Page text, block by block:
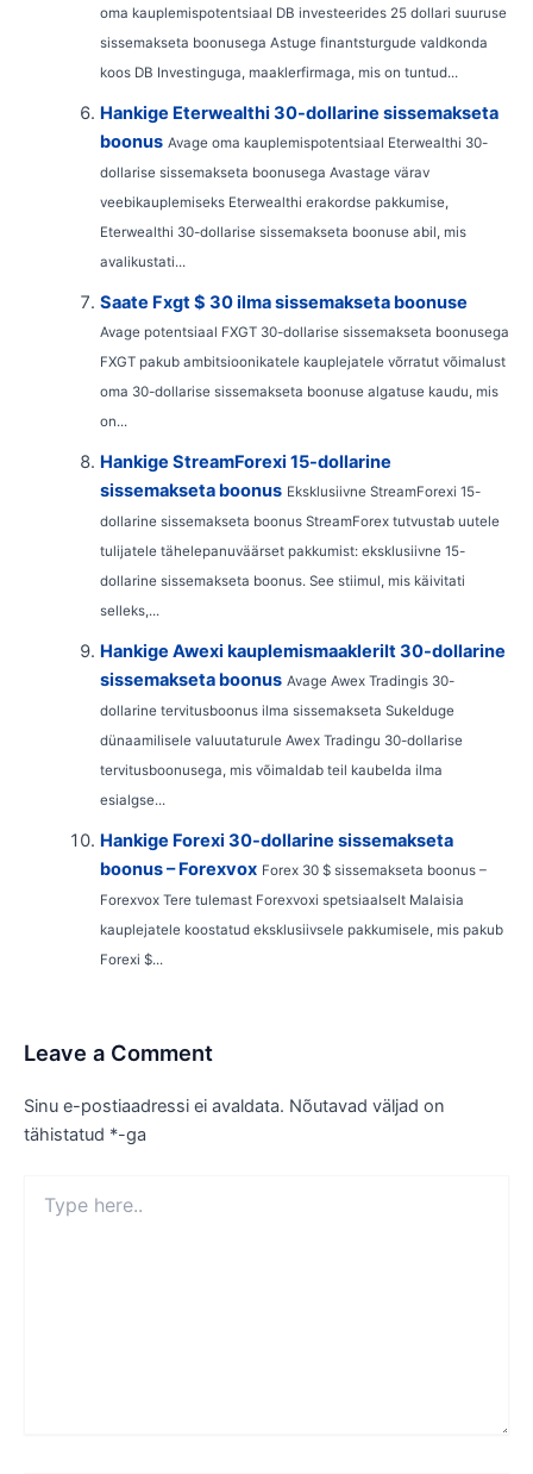
oma kauplemispotentsiaal DB investeerides 25 dollari suuruse
sissemakseta boonusega Astuge finantsturgude valdkonda
koos DB Investinguga, maaklerfirmaga, mis on tuntud...
Hankige Eterwealthi 30-dollarine sissemakseta
boonus Avage oma kauplemispotentsiaal Eterwealthi 30-
dollarise sissemakseta boonusega Avastage värav
veebikauplemiseks Eterwealthi erakordse pakkumise,
Eterwealthi 30-dollarise sissemakseta boonuse abil, mis
avalikustati...
Saate Fxgt $ 30 ilma sissemakseta boonuse
Avage potentsiaal FXGT 30-dollarise sissemakseta boonusega
FXGT pakub ambitsioonikatele kauplejatele võrratut võimalust
oma 30-dollarise sissemakseta boonuse algatuse kaudu, mis
on...
Hankige StreamForexi 15-dollarine
sissemakseta boonus Eksklusiivne StreamForexi 15-
dollarine sissemakseta boonus StreamForex tutvustab uutele
tulijatele tähelepanuväärset pakkumist: eksklusiivne 15-
dollarine sissemakseta boonus. See stiimul, mis käivitati
selleks,...
Hankige Awexi kauplemismaaklerilt 30-dollarine
sissemakseta boonus Avage Awex Tradingis 30-
dollarine tervitusboonus ilma sissemakseta Sukelduge
dünaamilisele valuutaturule Awex Tradingu 30-dollarise
tervitusboonusega, mis võimaldab teil kaubelda ilma
esialgse...
Hankige Forexi 30-dollarine sissemakseta
boonus – Forexvox Forex 30 $ sissemakseta boonus –
Forexvox Tere tulemast Forexvoxi spetsiaalselt Malaisia ​​
kauplejatele koostatud eksklusiivsele pakkumisele, mis pakub
Forexi $...
Leave a Comment
Sinu e-postiaadressi ei avaldata. Nõutavad väljad on
tähistatud *-ga
here..